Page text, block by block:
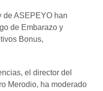
de ASEPEYO han
de Embarazo y
Bonus,
el director del
Merodio, ha moderado